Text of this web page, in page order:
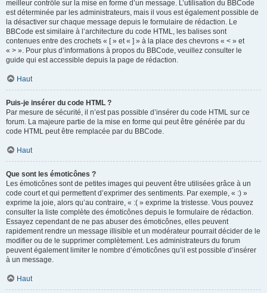
meilleur contrôle sur la mise en forme d’un message. L’utilisation du BBCode
est déterminée par les administrateurs, mais il vous est également possible de
la désactiver sur chaque message depuis le formulaire de rédaction. Le
BBCode est similaire à l’architecture du code HTML, les balises sont
contenues entre des crochets « [ » et « ] » à la place des chevrons « < » et
« > ». Pour plus d’informations à propos du BBCode, veuillez consulter le
guide qui est accessible depuis la page de rédaction.
Haut
Puis-je insérer du code HTML ?
Par mesure de sécurité, il n’est pas possible d’insérer du code HTML sur ce
forum. La majeure partie de la mise en forme qui peut être générée par du
code HTML peut être remplacée par du BBCode.
Haut
Que sont les émoticônes ?
Les émoticônes sont de petites images qui peuvent être utilisées grâce à un
code court et qui permettent d’exprimer des sentiments. Par exemple, « :) »
exprime la joie, alors qu’au contraire, « :( » exprime la tristesse. Vous pouvez
consulter la liste complète des émoticônes depuis le formulaire de rédaction.
Essayez cependant de ne pas abuser des émoticônes, elles peuvent
rapidement rendre un message illisible et un modérateur pourrait décider de le
modifier ou de le supprimer complètement. Les administrateurs du forum
peuvent également limiter le nombre d’émoticônes qu’il est possible d’insérer
à un message.
Haut